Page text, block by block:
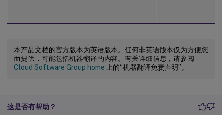
本产品文档的官方版本为英语版本。任何非英语版本仅为方便您
而提供，可能包括机器翻译的内容。有关详细信息，请参阅
Cloud Software Group home 上的“机器翻译免责声明”。
这是否有帮助？